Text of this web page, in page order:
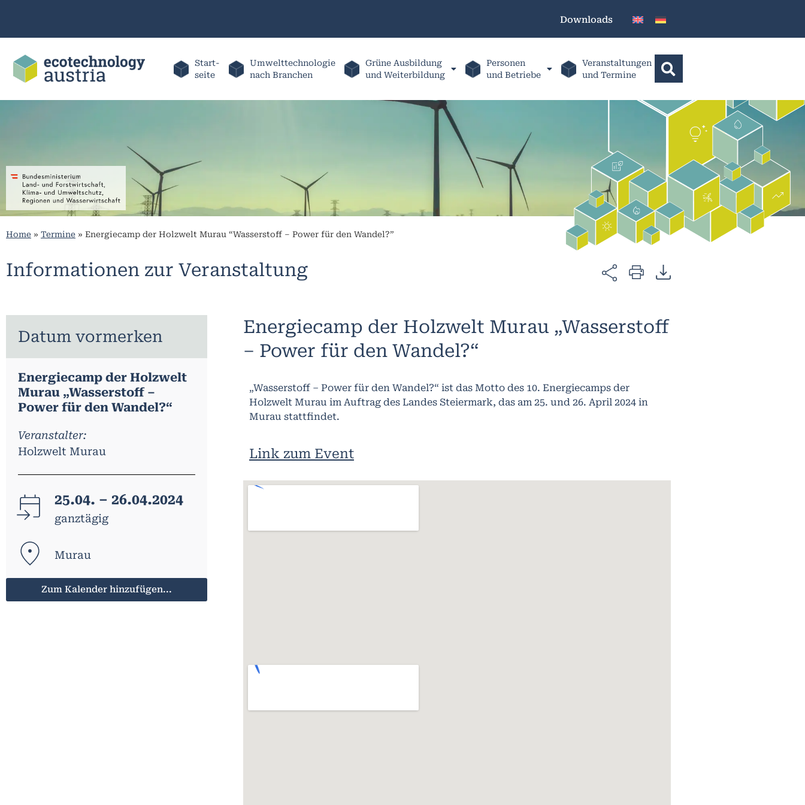
Downloads
Start-
seite
Umwelttechnologie
nach Branchen
Grüne Ausbildung
und Weiterbildung
Personen
und Betriebe
Veranstaltungen
und Termine
Home » Termine » Energiecamp der Holzwelt Murau “Wasserstoff – Power für den Wandel?”
Informationen zur Veranstaltung
Datum vormerken
Energiecamp der Holzwelt
Murau „Wasserstoff –
Power für den Wandel?“
Veranstalter:
Holzwelt Murau
25.04. – 26.04.2024
ganztägig
Murau
Zum Kalender hinzufügen...
Energiecamp der Holzwelt Murau „Wasserstoff
– Power für den Wandel?“
„Wasserstoff – Power für den Wandel?“ ist das Motto des 10. Energiecamps der
Holzwelt Murau im Auftrag des Landes Steiermark, das am 25. und 26. April 2024 in
Murau stattfindet.
Link zum Event